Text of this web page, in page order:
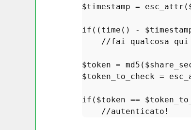
$timestamp = esc_attr (
if (( time () -
//fai qualcosa qui -
$token = md5 (
$token_to_check =
if ( $token ==
//autenticato!